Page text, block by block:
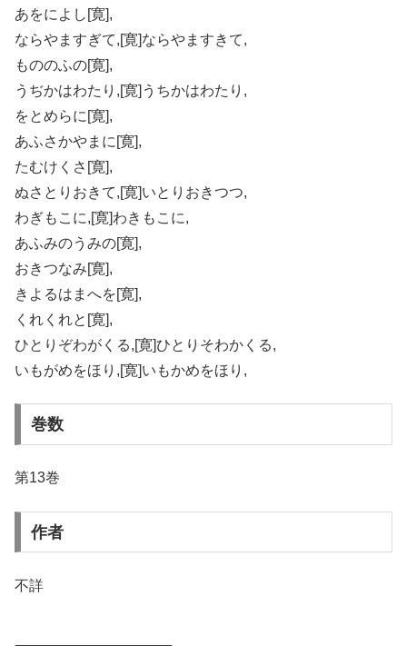
あをによし[寛],
ならやますぎて,[寛]ならやますきて,
もののふの[寛],
うぢかはわたり,[寛]うちかはわたり,
をとめらに[寛],
あふさかやまに[寛],
たむけくさ[寛],
ぬさとりおきて,[寛]いとりおきつつ,
わぎもこに,[寛]わきもこに,
あふみのうみの[寛],
おきつなみ[寛],
きよるはまへを[寛],
くれくれと[寛],
ひとりぞわがくる,[寛]ひとりそわかくる,
いもがめをほり,[寛]いもかめをほり,
巻数
第13巻
作者
不詳